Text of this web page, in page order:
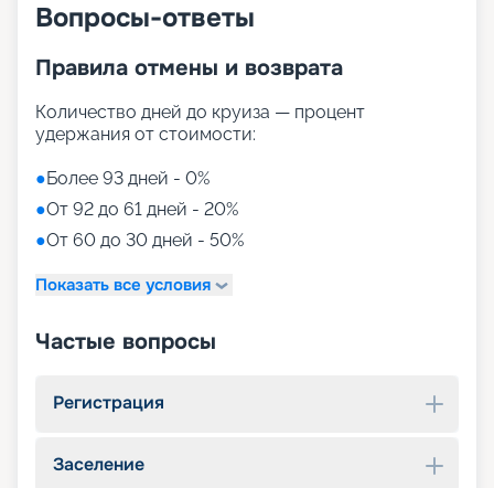
Вопросы-ответы
Правила отмены и возврата
Количество дней до круиза — процент
удержания от стоимости:
●Более 93 дней - 0%
●От 92 до 61 дней - 20%
●От 60 до 30 дней - 50%
Показать все условия
Частые вопросы
Регистрация
Заселение